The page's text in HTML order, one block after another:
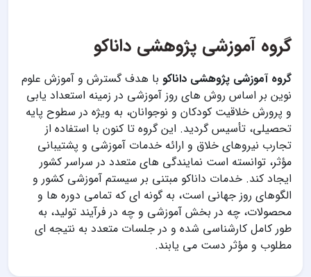
گروه آموزشی پژوهشی داناکو
گروه آموزشی پژوهشی داناکو با هدف گسترش و آموزش علوم
نوین بر اساس روش های روز آموزشی در زمینه استعداد یابی
و پرورش خلاقیت کودکان و نوجوانان، به ویژه در سطوح پایه
تحصیلی، تأسیس گردید. این گروه تا کنون با استفاده از
تجارب نیروهای خلاق و ارائه خدمات آموزشی و پشتیبانی
مؤثر، توانسته است نمایندگی های متعدد در سراسر کشور
ایجاد کند. خدمات داناکو مبتنی بر سیستم آموزشی کشور و
الگوهای روز جهانی است، به گونه ای که تمامی دوره ها و
محصولات، چه در بخش آموزشی و چه در فرآیند تولید، به
طور کامل کارشناسی شده و در جلسات متعدد به نتیجه ای
مطلوب و مؤثر دست می یابند.